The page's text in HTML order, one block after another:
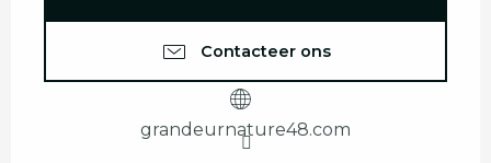
Contacteer ons
grandeurnature48.com